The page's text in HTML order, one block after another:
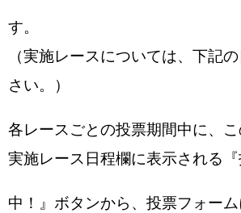
す。
（実施レースについては、下記
さい。）
各レースごとの投票期間中に、
実施レース日程欄に表示される
中！』ボタンから、投票フォー